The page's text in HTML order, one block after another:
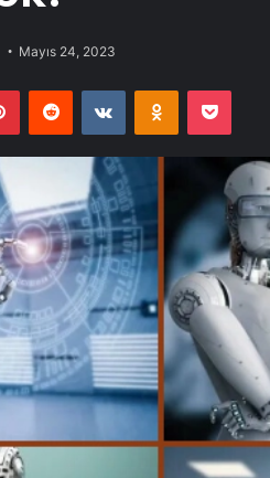
Mayıs 24, 2023
PinterestReddit VKontakteOdnoklassniki
Pocket